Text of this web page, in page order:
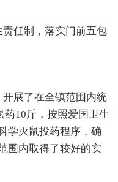
任制，落实门前五包
展了在全镇范围内统
10斤，按照爱国卫生
学灭鼠投药程序，确
围内取得了较好的实